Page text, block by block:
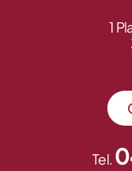
1
Tel.